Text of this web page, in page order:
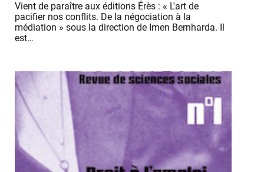
Vient de paraître aux éditions Érès : « L'art de
pacifier nos conflits. De la négociation à la
médiation » sous la direction de Imen Bernharda. Il
est…